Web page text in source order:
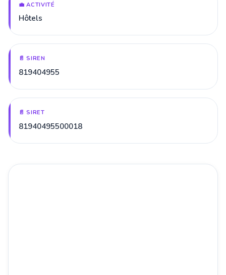
💼 ACTIVITÉ
Hôtels
📄 SIREN
819404955
📄 SIRET
81940495500018